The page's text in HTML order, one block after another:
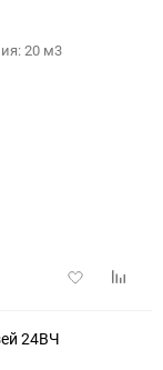
20 м3
Добавить
24ВЧ